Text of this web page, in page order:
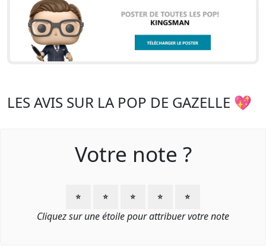
LES AVIS SUR LA POP DE GAZELLE 💖
Votre note ?
⭐ ⭐ ⭐ ⭐ ⭐
Cliquez sur une étoile pour attribuer votre note